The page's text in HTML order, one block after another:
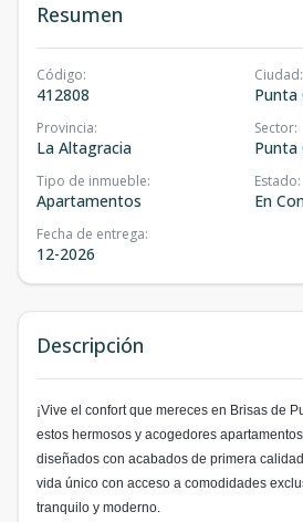
Resumen
Código:
412808
Ciudad:
Punta
Provincia:
La Altagracia
Sector:
Punta
Tipo de inmueble:
Apartamentos
Estado:
En
Fecha de entrega:
12-2026
Descripción
¡Vive el confort que mereces en Brisas de
estos hermosos y acogedores
diseñados con acabados de primera
vida único con acceso a comodidades
tranquilo y moderno.